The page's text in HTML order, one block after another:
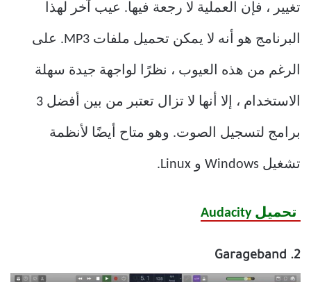
تغيير ، فإن العملية لا رجعة فيها. عيب آخر لهذا
البرنامج هو أنه لا يمكن تحميل ملفات MP3. على
الرغم من هذه العيوب ، نظرًا لواجهة جيدة سهلة
الاستخدام ، إلا أنها لا تزال تعتبر من بين أفضل 3
برامج لتسجيل الصوت. وهو متاح أيضًا لأنظمة
تشغيل Windows و Linux.
تحميل Audacity
2. Garageband